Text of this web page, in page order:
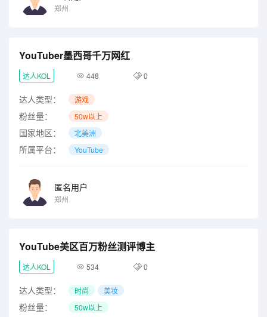
郑州
YouTuber墨西哥千万网红
达人KOL 448 0
达人类型： 游戏
粉丝量： 50w以上
国家地区： 北美洲
所属平台： YouTube
匿名用户
郑州
YouTube美区百万粉丝测评博主
达人KOL 534 0
达人类型： 时尚 美妆
粉丝量： 50w以上